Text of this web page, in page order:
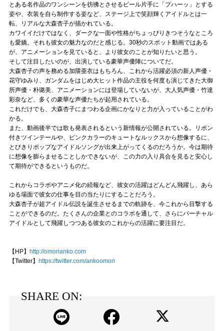
とある名作品のワンシーンを彷彿とさせるビール片手に「プハーッ」とする
姿や、衣装を自ら制作する姿など、ステージ上で笑顔輝くアイドルとは一
転、リアルな大森杏子が描かれている。
カワイイだけではなく、ダークな一面や性格がちょっぴりきつそうなところ
も愛嬌。それも彼女の魅力なのだと感じる。30秒のスポット動画ではある
が、アニメーションを見ていると、より彼女のことが知りたいと思う。
そして注目したいのが、出演している豪華声優陣についてだ。
大森杏子の声を務める加隈亜衣はもちろん、これから活躍必須の新人声優・
花守ゆみり、ガンダムをはじめ大ヒット作品の主役を何度も演じてきた大御
所声優・朴璐美、アニメーションには登場していないが、大人気声優・竹達
彩奈など、多くの豪華な声優たちが起用されている。
これだけでも、大森杏子にまつわる企画にかなりと力が入っていることがわ
かる。
また、動画後半では歌も発表されるという新情報が公開されている。リボン
付きツインテールや、ピンクカラーのキュートなルックスから想像するに、
とびきりポップなアイドルソングが出来上がってくるのだろうか。今は期待
に想像を膨らませることしかできないが、この力の入り具合を見ると安心し
て期待ができるというものだ。
これからコラボやアニメ化の続報など、彼女の活躍はどんどん飛躍し、あら
ゆる場面で彼女の仕事を目の当たりにすることだろう。
大森杏子が超アイドル伝説を誕生させるまでの軌跡を、今これから目撃する
ことができるのだ。たくさんの企業とのコラボを通して、さらにバーチャル
アイドルとして飛躍しつつある彼女のこれからの活躍に要注目だ。
【HP】 http://omorianko.com
【Twitter】 https://twitter.com/ankoomori
SHARE ON: